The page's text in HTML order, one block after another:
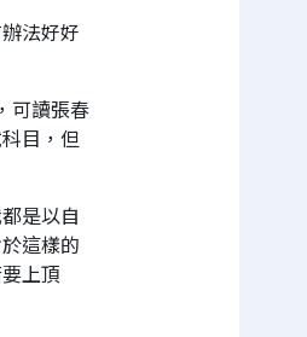
法好好
可讀張春
目，但
是以自
這樣的
上頂